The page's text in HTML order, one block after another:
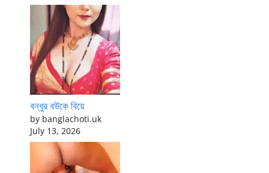
বন্ধুর বউকে বিয়ে
by banglachoti.uk
July 13, 2026